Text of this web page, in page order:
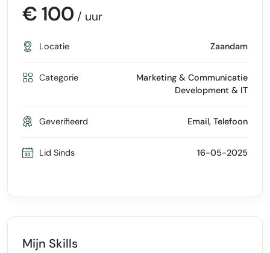
€ 100 / uur
Locatie Zaandam
Categorie
Marketing & Communicatie
Development & IT
Geverifieerd Email, Telefoon
Lid Sinds 16-05-2025
Mijn Skills